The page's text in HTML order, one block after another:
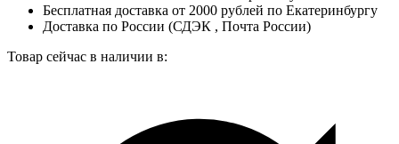
Бесплатная доставка от 2000 рублей по Екатеринбургу
Доставка по России (СДЭК , Почта России)
Товар сейчас в наличии в: